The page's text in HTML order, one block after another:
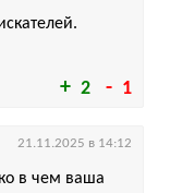
2 1
в чем ваша
21.11.2025 в 14:12